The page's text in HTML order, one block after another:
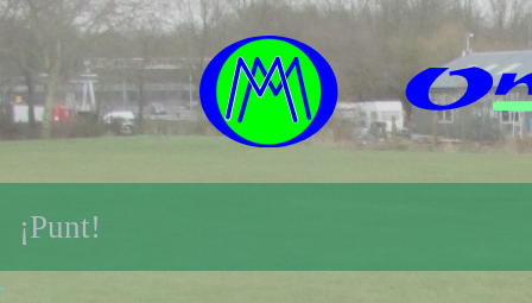
¡Punt!
.